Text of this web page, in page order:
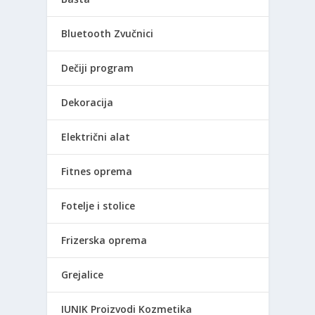
Bluetooth Zvučnici
Dečiji program
Dekoracija
Električni alat
Fitnes oprema
Fotelje i stolice
Frizerska oprema
Grejalice
IUNIK Proizvodi Kozmetika